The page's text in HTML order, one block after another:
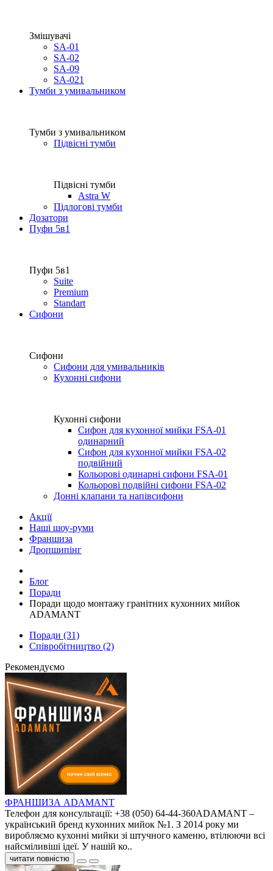
Змішувачі
SA-01
SA-02
SA-09
SA-021
Тумби з умивальником
Тумби з умивальником
Підвісні тумби
Підвісні тумби
Astra W
Підлогові тумби
Дозатори
Пуфи 5в1
Пуфи 5в1
Suite
Premium
Standart
Сифони
Сифони
Сифони для умивальників
Кухонні сифони
Кухонні сифони
Сифон для кухонної мийки FSA-01
одинарний
Сифон для кухонної мийки FSA-02
подвійний
Кольорові одинарні сифони FSA-01
Кольорові подвійні сифони FSA-02
Донні клапани та напівсифони
Акції
Наші шоу-руми
Франшиза
Дропшипінг
Блог
Поради
Поради щодо монтажу гранітних кухонних мийок
ADAMANT
Поради (31)
Співробітництво (2)
Рекомендуємо
ФРАНШИЗА ADAMANT
Телефон для консультації: +38 (050) 64-44-360ADAMANT –
український бренд кухонних мийок №1. З 2014 року ми
виробляємо кухонні мийки зі штучного каменю, втілюючи всі
найсміливіші ідеї. У нашій ко..
читати повністю